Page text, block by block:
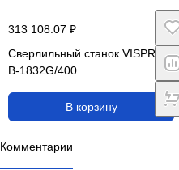
313 108.07 ₽
Сверлильный станок VISPROM
B-1832G/400
В корзину
Комментарии